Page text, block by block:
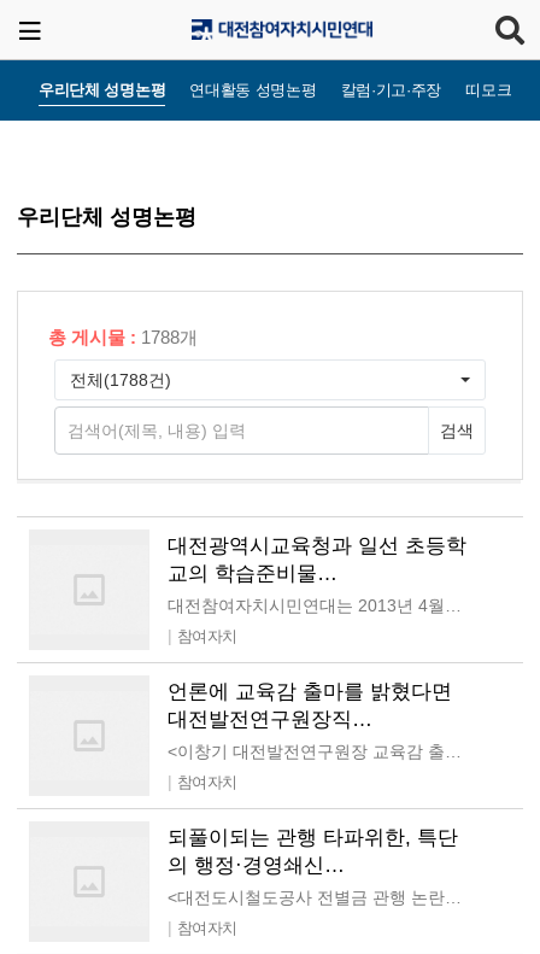
우리단체 성명논평 연대활동 성명논평 칼럼·기고·주장 띠모크라
우리단체 성명논평
총 게시물 : 1788개
전체(1788건)
검색
대전광역시교육청과 일선 초등학
교의 학습준비물…
| 참여자치
언론에 교육감 출마를 밝혔다면
대전발전연구원장직…
| 참여자치
되풀이되는 관행 타파위한, 특단
의 행정·경영쇄신…
<대전도시철도공사 전별금 관행 논란에 대한 우리의 입장> 되풀이되는 관행 타파위한, 특단의 행정·경영쇄신 촉구한다! 2011년도 대전도시철도 당기순손실액이…
| 참여자치